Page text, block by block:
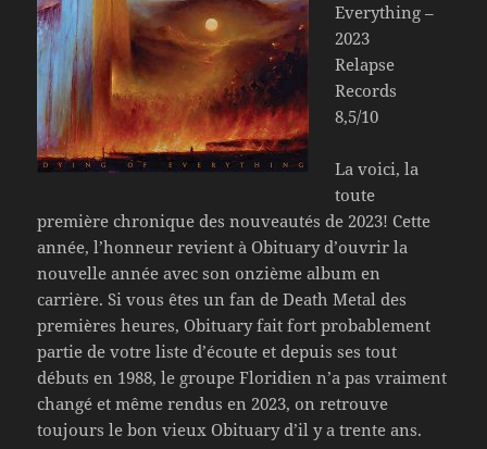
Everything –
2023
Relapse
Records
8,5/10
La voici, la
toute
première chronique des nouveautés de 2023! Cette
année, l’honneur revient à Obituary d’ouvrir la
nouvelle année avec son onzième album en
carrière. Si vous êtes un fan de Death Metal des
premières heures, Obituary fait fort probablement
partie de votre liste d’écoute et depuis ses tout
débuts en 1988, le groupe Floridien n’a pas vraiment
changé et même rendus en 2023, on retrouve
toujours le bon vieux Obituary d’il y a trente ans.